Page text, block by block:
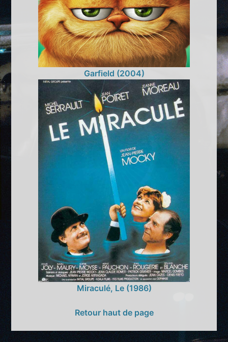
Garfield (2004)
Miraculé, Le (1986)
Retour haut de page